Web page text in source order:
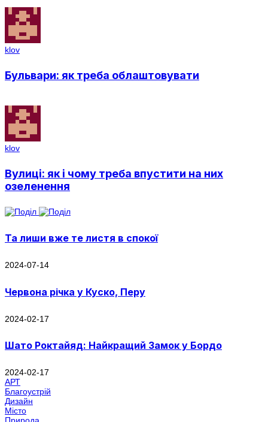
klov
Бульвари: як треба облаштовувати
klov
Вулиці: як і чому треба впустити на них
озеленення
Та лиши вже те листя в спокої
2024-07-14
Червона річка у Куско, Перу
2024-02-17
Шато Роктайяд: Найкращий Замок у Бордо
2024-02-17
АРТ
Благоустрій
Дизайн
Місто